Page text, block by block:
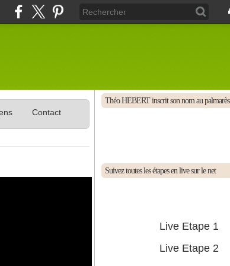
Contact
Théo HEBERT inscrit son nom au palmarès
Suivez toutes les étapes en live sur le net
Live Etape 1
Live Etape 2